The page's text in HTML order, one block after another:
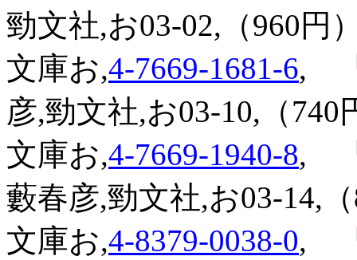
勁文社,お03-02,（960円
文庫お,4-7669-1681-6,
彦,勁文社,お03-10,（740
文庫お,4-7669-1940-8,
藪春彦,勁文社,お03-14,
文庫お,4-8379-0038-0,